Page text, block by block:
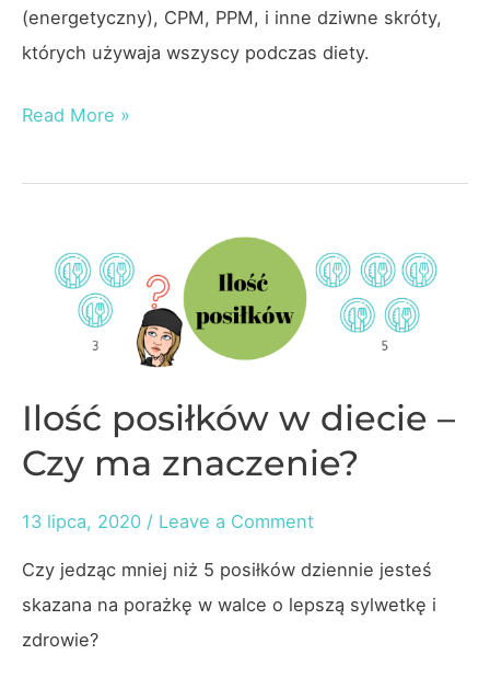
(energetyczny), CPM, PPM, i inne dziwne skróty,
których używaja wszyscy podczas diety.
Ile
i
PPM,
Read More »
Ilość posiłków w diecie –
Czy ma znaczenie?
13 lipca, 2020 / Leave a Comment
Czy jedząc mniej niż 5 posiłków dziennie jesteś
skazana na porażkę w walce o lepszą sylwetkę i
zdrowie?